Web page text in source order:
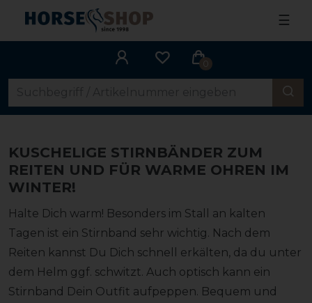
☰
0
KUSCHELIGE STIRNBÄNDER ZUM
REITEN UND FÜR WARME OHREN IM
WINTER!
Halte Dich warm! Besonders im Stall an kalten
Tagen ist ein Stirnband sehr wichtig. Nach dem
Reiten kannst Du Dich schnell erkälten, da du unter
dem Helm ggf. schwitzt. Auch optisch kann ein
Stirnband Dein Outfit aufpeppen. Bequem und